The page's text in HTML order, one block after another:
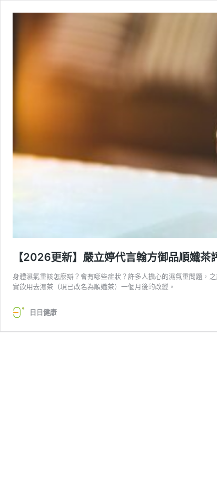
【2026更新】嚴立婷代言翰方御品順孅
身體濕氣重該怎麼辦？會有哪些症狀？許多人擔心的濕氣重問題，
實飲用去濕茶（現已改名為順孅茶）一個月後的改變。
日日健康